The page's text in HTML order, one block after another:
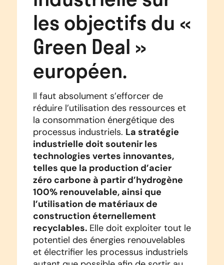
les objectifs du «
Green Deal »
européen.
Il faut absolument s’efforcer de
réduire l’utilisation des ressources et
la consommation énergétique des
processus industriels. La stratégie
industrielle doit soutenir les
technologies vertes innovantes,
telles que la production d’acier
zéro carbone à partir d’hydrogène
100% renouvelable, ainsi que
l’utilisation de matériaux de
construction éternellement
recyclables. Elle doit exploiter tout le
potentiel des énergies renouvelables
et électrifier les processus industriels